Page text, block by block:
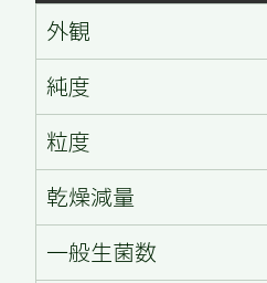
外観
純度
粒度
乾燥減量
一般生菌数